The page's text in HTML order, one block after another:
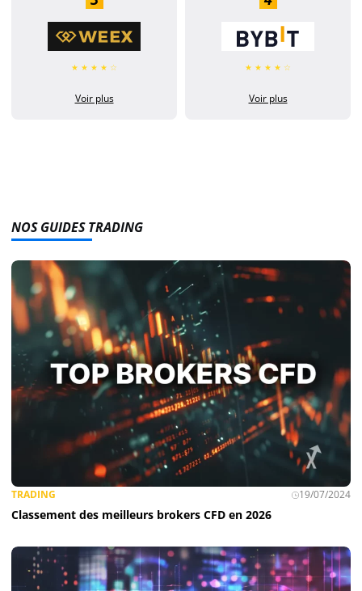
★ ★ ★ ★ ☆
Voir plus
★ ★ ★ ★ ☆
Voir plus
NOS GUIDES TRADING
TRADING 19/07/2024
Classement des meilleurs brokers CFD en 2026